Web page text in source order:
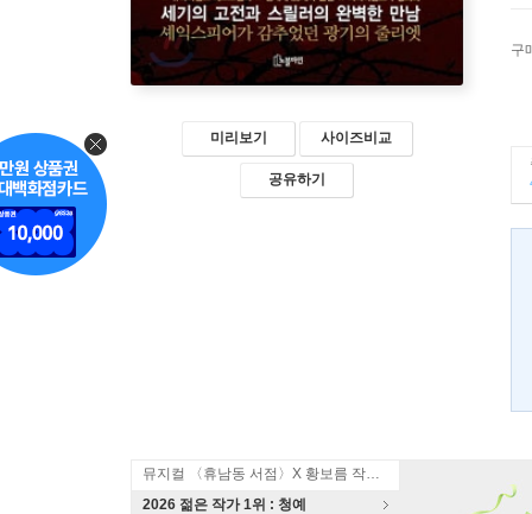
미리보기 사이즈비교
공유하기
구
뮤지컬 〈휴남동 서점〉X 황보름 작가 북토크
2026 젊은 작가 1위 : 청예